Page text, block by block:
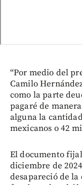
“Por medio del
Camilo
como la parte
pagaré de
alguna la
mexicanos o 42
El documento
diciembre de
desapareció de